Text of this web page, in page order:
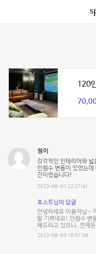
120
줭이
감각적인 인테리어와
인원수 변동이 있었는
간이었습니다!
2023-08-01 22:27:41
호스트님의 답글
안녕하세요 이용자님~
말 기쁘네요! 인원수 변
해드리고 있으니, 언제
2023-08-05 18:51:06